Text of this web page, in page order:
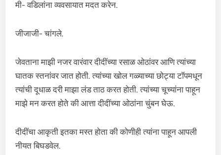
मी- वडिलांना व्यवसायात मदत करेन.
जीजाजी- चांगले.
जेवताना माझी नजर वारंवार दीदींच्या रसाळ ओठांवर आणि त्यांच्या
घातक स्तनांवर जात होती. त्यांच्या खोल गळ्याच्या छोट्या टॉपमधून
त्यांची दूधाळ दरी माझा लंड ताठ करत होती. त्यांच्या चूच्यांना पाहून
माझे मन करत होते की आत्ता दीदींच्या ओठांना चुंबन घेऊ.
दीदींचा आकृती इतका मस्त होता की कोणीही त्यांना पाहून आपली
नीयत बिघडवेल.